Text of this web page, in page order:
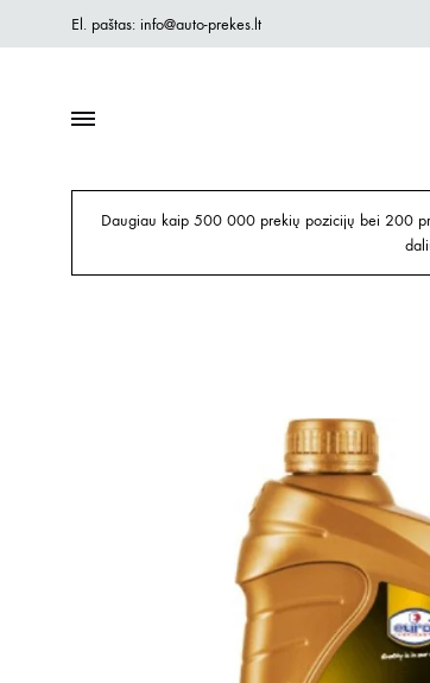
El. paštas: info@auto-prekes.lt
Daugiau kaip 500 000 prekių pozicijų bei 200